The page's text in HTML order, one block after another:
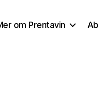
om Prentavin